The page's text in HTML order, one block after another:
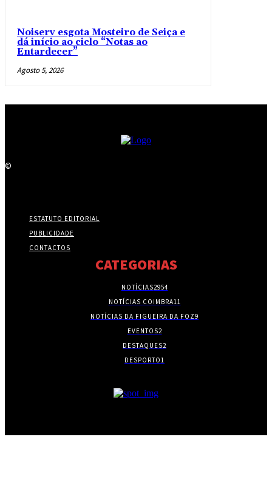
Noiserv esgota Mosteiro de Seiça e
dá início ao ciclo “Notas ao
Entardecer”
Agosto 5, 2026
©
ESTATUTO EDITORIAL
PUBLICIDADE
CONTACTOS
CATEGORIAS
NOTÍCIAS2954
NOTÍCIAS COIMBRA11
NOTÍCIAS DA FIGUEIRA DA FOZ9
EVENTOS2
DESTAQUES2
DESPORTO1